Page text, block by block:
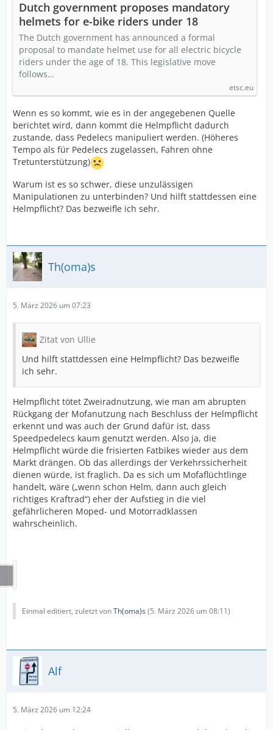
Dutch government proposes mandatory
helmets for e-bike riders under 18
The Dutch government has announced a formal
proposal to mandate helmet use for all electric bicycle
riders under the age of 18. This legislative move
follows…
etsc.eu
Wenn es so kommt, wie es in der angegebenen Quelle
berichtet wird, dann kommt die Helmpflicht dadurch
zustande, dass Pedelecs manipuliert werden. (Höheres
Tempo als für Pedelecs zugelassen, Fahren ohne
Tretunterstützung)
Warum ist es so schwer, diese unzulässigen
Manipulationen zu unterbinden? Und hilft stattdessen eine
Helmpflicht? Das bezweifle ich sehr.
Th(oma)s
5. März 2026 um 07:23
Zitat von Ullie
Und hilft stattdessen eine Helmpflicht? Das bezweifle
ich sehr.
Helmpflicht tötet Zweiradnutzung, wie man am abrupten
Rückgang der Mofanutzung nach Beschluss der Helmpflicht
erkennt und was auch der Grund dafür ist, dass
Speedpedelecs kaum genutzt werden. Also ja, die
Helmpflicht würde die frisierten Fatbikes wieder aus dem
Markt drängen. Ob das allerdings der Verkehrssicherheit
dienen würde, ist fraglich. Da es sich um Mofaflüchtlinge
handelt, wäre („wenn schon Helm, dann auch gleich
richtiges Kraftrad“) eher der Aufstieg in die viel
gefährlicheren Moped- und Motorradklassen
wahrscheinlich.
Einmal editiert, zuletzt vonTh(oma)s(5. März 2026 um 08:11)
Alf
5. März 2026 um 12:24